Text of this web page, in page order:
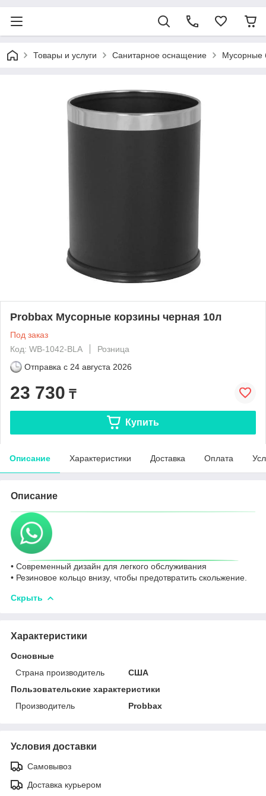
Товары и услуги Санитарное оснащение Мусорные
Probbax Мусорные корзины черная 10л
Под заказ
Код: WB-1042-BLA
Розница
Отправка с 24 августа 2026
23 730 ₸
Купить
Описание Характеристики Доставка Оплата
Описание
• Современный дизайн для легкого обслуживания
• Резиновое кольцо внизу, чтобы предотвратить скольжение.
Скрыть
Характеристики
Основные
Страна производитель
США
Пользовательские характеристики
Производитель
Probbax
Условия доставки
Самовывоз
Доставка курьером